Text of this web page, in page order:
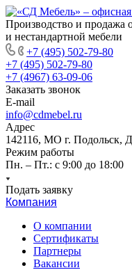
Производство и продажа
и нестандартной мебели
+7 (495) 502-79-80
+7 (495) 502-79-80
+7 (4967) 63-09-06
Заказать звонок
E-mail
info@cdmebel.ru
Адрес
142116, МО г. Подольск,
Режим работы
Пн. – Пт.: с 9:00 до 18:00
Подать заявку
Компания
О компании
Сертификаты
Партнеры
Вакансии